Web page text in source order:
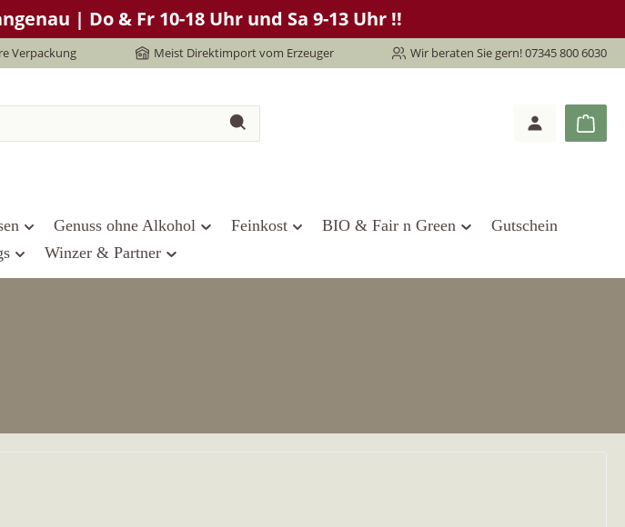
| Do & Fr 10-18 Uhr und Sa 9-13 Uhr !!
Verpackung Meist Direktimport vom Erzeuger Wir beraten Sie gern! 07345 800 6030
Genuss ohne Alkohol Feinkost BIO & Fair n Green
Gutschein
Winzer & Partner